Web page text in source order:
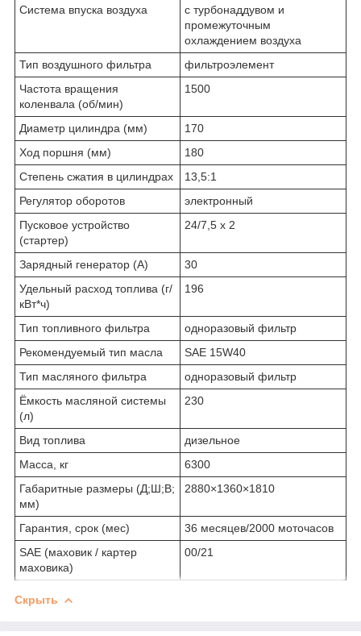
Система впуска воздуха
с турбонаддувом и
промежуточным
охлаждением воздуха
Тип воздушного фильтра
фильтроэлемент
Частота вращения
коленвала (об/мин)
1500
Диаметр цилиндра (мм)
170
Ход поршня (мм)
180
Степень сжатия в цилиндрах
13,5:1
Регулятор оборотов
электронный
Пусковое устройство
(стартер)
24/7,5 х 2
Зарядный генератор (А)
30
Удельный расход топлива (г/
кВт*ч)
196
Тип топливного фильтра
одноразовый фильтр
Рекомендуемый тип масла
SAE 15W40
Тип масляного фильтра
одноразовый фильтр
Ёмкость масляной системы
(л)
230
Вид топлива
дизельное
Масса, кг
6300
Габаритные размеры (Д;Ш;В;
мм)
2880×1360×1810
Гарантия, срок (мес)
36 месяцев/2000 моточасов
SAE (маховик / картер
маховика)
00/21
Скрыть